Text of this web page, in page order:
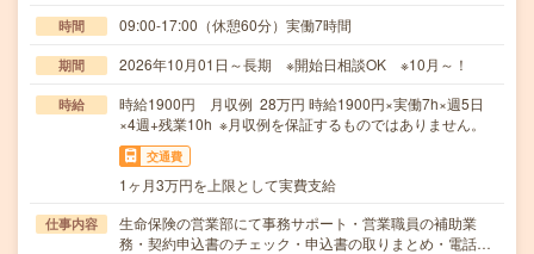
時間 09:00-17:00（休憩60分）実働7時間
期間 2026年10月01日～長期 ※開始日相談OK ※10月～！
時給
時給1900円 月収例 28万円 時給1900円×実働7h×週5日
×4週+残業10h ※月収例を保証するものではありません。
交通費
1ヶ月3万円を上限として実費支給
仕事内容
生命保険の営業部にて事務サポート・営業職員の補助業
務・契約申込書のチェック・申込書の取りまとめ・電話…